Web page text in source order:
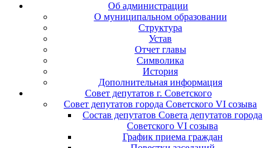
Об администрации
О муниципальном образовании
Структура
Устав
Отчет главы
Символика
История
Дополнительная информация
Совет депутатов г. Советского
Совет депутатов города Советского VI созыва
Состав депутатов Совета депутатов города
Советского VI созыва
График приема граждан